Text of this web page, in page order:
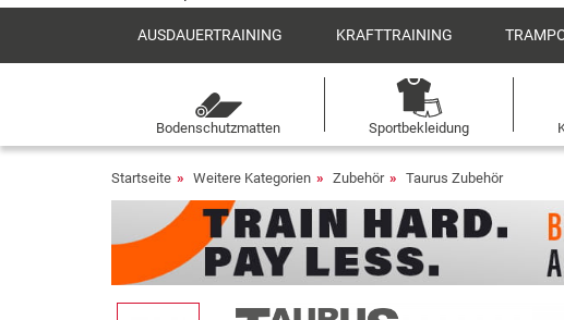
AUSDAUERTRAINING KRAFTTRAINING
Bodenschutzmatten Sportbekleidung
Startseite Weitere Kategorien Zubehör Taurus Zubehör